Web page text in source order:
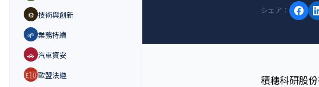
⚙️ 技術與創新
🌱 業務持續
🚗 汽車資安
🇪🇺歐盟法遵
シェア ：
積穗科研股